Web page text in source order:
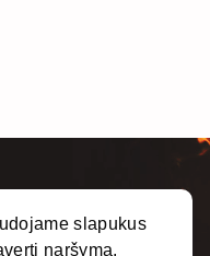
slapukus
naršymą.